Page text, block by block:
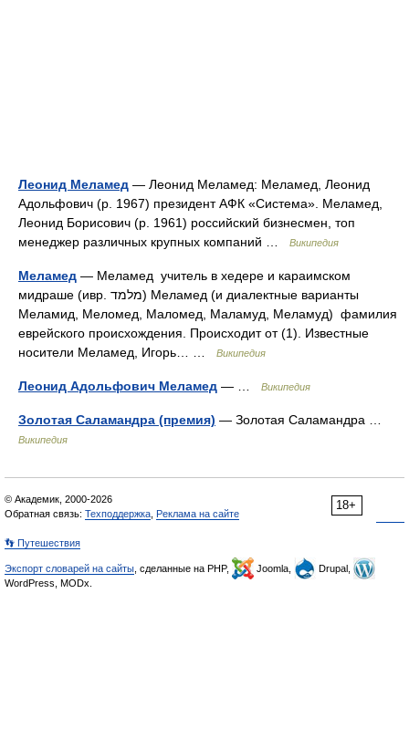
Леонид Меламед — Леонид Меламед: Меламед, Леонид
Адольфович (р. 1967) президент АФК «Система». Меламед,
Леонид Борисович (р. 1961) российский бизнесмен, топ
менеджер различных крупных компаний …
Википедия
Меламед — Меламед учитель в хедере и караимском
мидраше (ивр. מלמד‎) Меламед (и диалектные варианты
Меламид, Меломед, Маломед, Маламуд, Меламуд) фамилия
еврейского происхождения. Происходит от (1). Известные
носители Меламед, Игорь… …
Википедия
Леонид Адольфович Меламед — … Википедия
Золотая Саламандра (премия) — Золотая Саламандра …
Википедия
18+
© Академик, 2000-2026
Обратная связь: Техподдержка Реклама на сайте
👣 Путешествия
Экспорт словарей на сайты , сделанные на PHP, Joomla,
Drupal,
WordPress, MODx.